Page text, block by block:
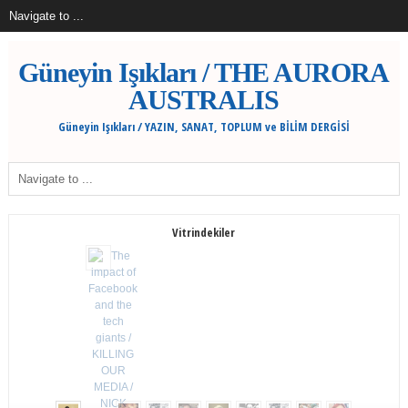
Güneyin Işıkları / THE AURORA
AUSTRALIS
Güneyin Işıkları / YAZIN, SANAT, TOPLUM ve BİLİM DERGİSİ
Vitrindekiler